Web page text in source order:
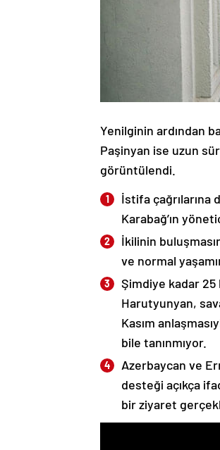
Yenilginin ardından
Paşinyan ise uzun
görüntülendi.
İstifa çağrılarına
Karabağ’ın
İkilinin
ve normal
Şimdiye kadar 25
Harutyunyan,
Kasım
bile tanınmıyor.
Azerbaycan ve
desteği açıkça
bir ziyaret